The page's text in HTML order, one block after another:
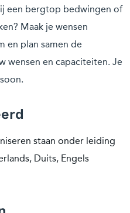
een bergtop bedwingen of
Maak je wensen
en plan samen de
wensen en capaciteiten. Je
staan onder leiding
Duits, Engels